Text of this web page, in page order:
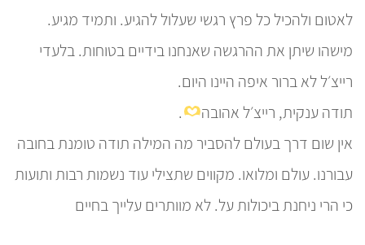
לאטום ולהכיל כל פרץ רגשי שעלול להגיע. ותמיד מגיע.
מישהו שיתן את ההרגשה שאנחנו בידיים בטוחות. בלעדי
רייצ׳ל לא ברור איפה היינו היום.
תודה ענקית, רייצ׳ל אהובה
.
אין שום דרך בעולם להסביר מה המילה תודה טומנת בחובה
עבורנו. עולם ומלואו. מקווים שתצילי עוד נשמות רבות ותועות
כי הרי ניחנת ביכולות על. לא מוותרים עלייך בחיים